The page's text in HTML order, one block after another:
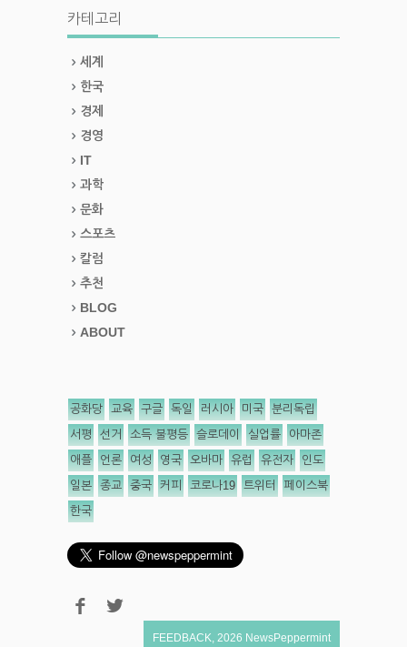
카테고리
세계
한국
경제
경영
IT
과학
문화
스포츠
칼럼
추천
BLOG
ABOUT
공화당 교육 구글 독일 러시아 미국 분리독립
서평 선거 소득 불평등 슬로데이 실업률 아마존
애플 언론 여성 영국 오바마 유럽 유전자 인도
일본 종교 중국 커피 코로나19 트위터 페이스북
한국
FEEDBACK 2026 NewsPeppermint